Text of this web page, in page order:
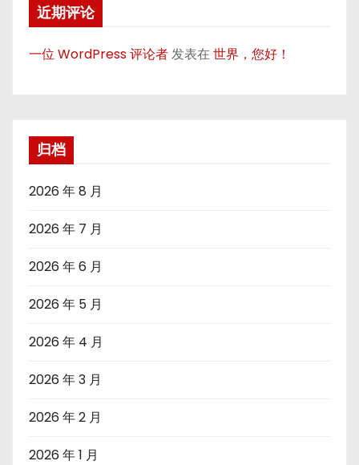
近期评论
一位 WordPress 评论者发表在世界，您好！
归档
2026 年 8 月
2026 年 7 月
2026 年 6 月
2026 年 5 月
2026 年 4 月
2026 年 3 月
2026 年 2 月
2026 年 1 月